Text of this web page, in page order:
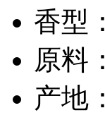
香型：
原料：
产地：